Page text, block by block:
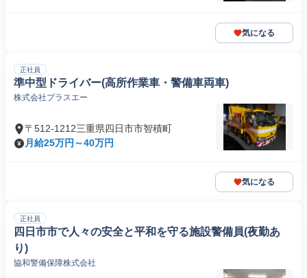
気になる
正社員
準中型ドライバー(高所作業車・警備車両車)
株式会社プラスエー
〒512-1212三重県四日市市智積町
月給25万円～40万円
気になる
正社員
四日市市で人々の安全と平和を守る施設警備員(夜勤あ
り)
協和警備保障株式会社